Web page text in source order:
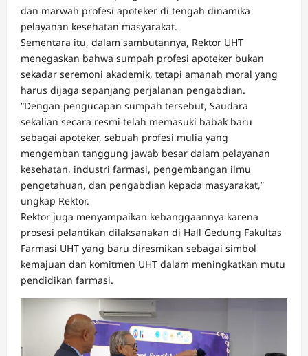
dan marwah profesi apoteker di tengah dinamika
pelayanan kesehatan masyarakat.
Sementara itu, dalam sambutannya, Rektor UHT
menegaskan bahwa sumpah profesi apoteker bukan
sekadar seremoni akademik, tetapi amanah moral yang
harus dijaga sepanjang perjalanan pengabdian.
“Dengan pengucapan sumpah tersebut, Saudara
sekalian secara resmi telah memasuki babak baru
sebagai apoteker, sebuah profesi mulia yang
mengemban tanggung jawab besar dalam pelayanan
kesehatan, industri farmasi, pengembangan ilmu
pengetahuan, dan pengabdian kepada masyarakat,”
ungkap Rektor.
Rektor juga menyampaikan kebanggaannya karena
prosesi pelantikan dilaksanakan di Hall Gedung Fakultas
Farmasi UHT yang baru diresmikan sebagai simbol
kemajuan dan komitmen UHT dalam meningkatkan mutu
pendidikan farmasi.